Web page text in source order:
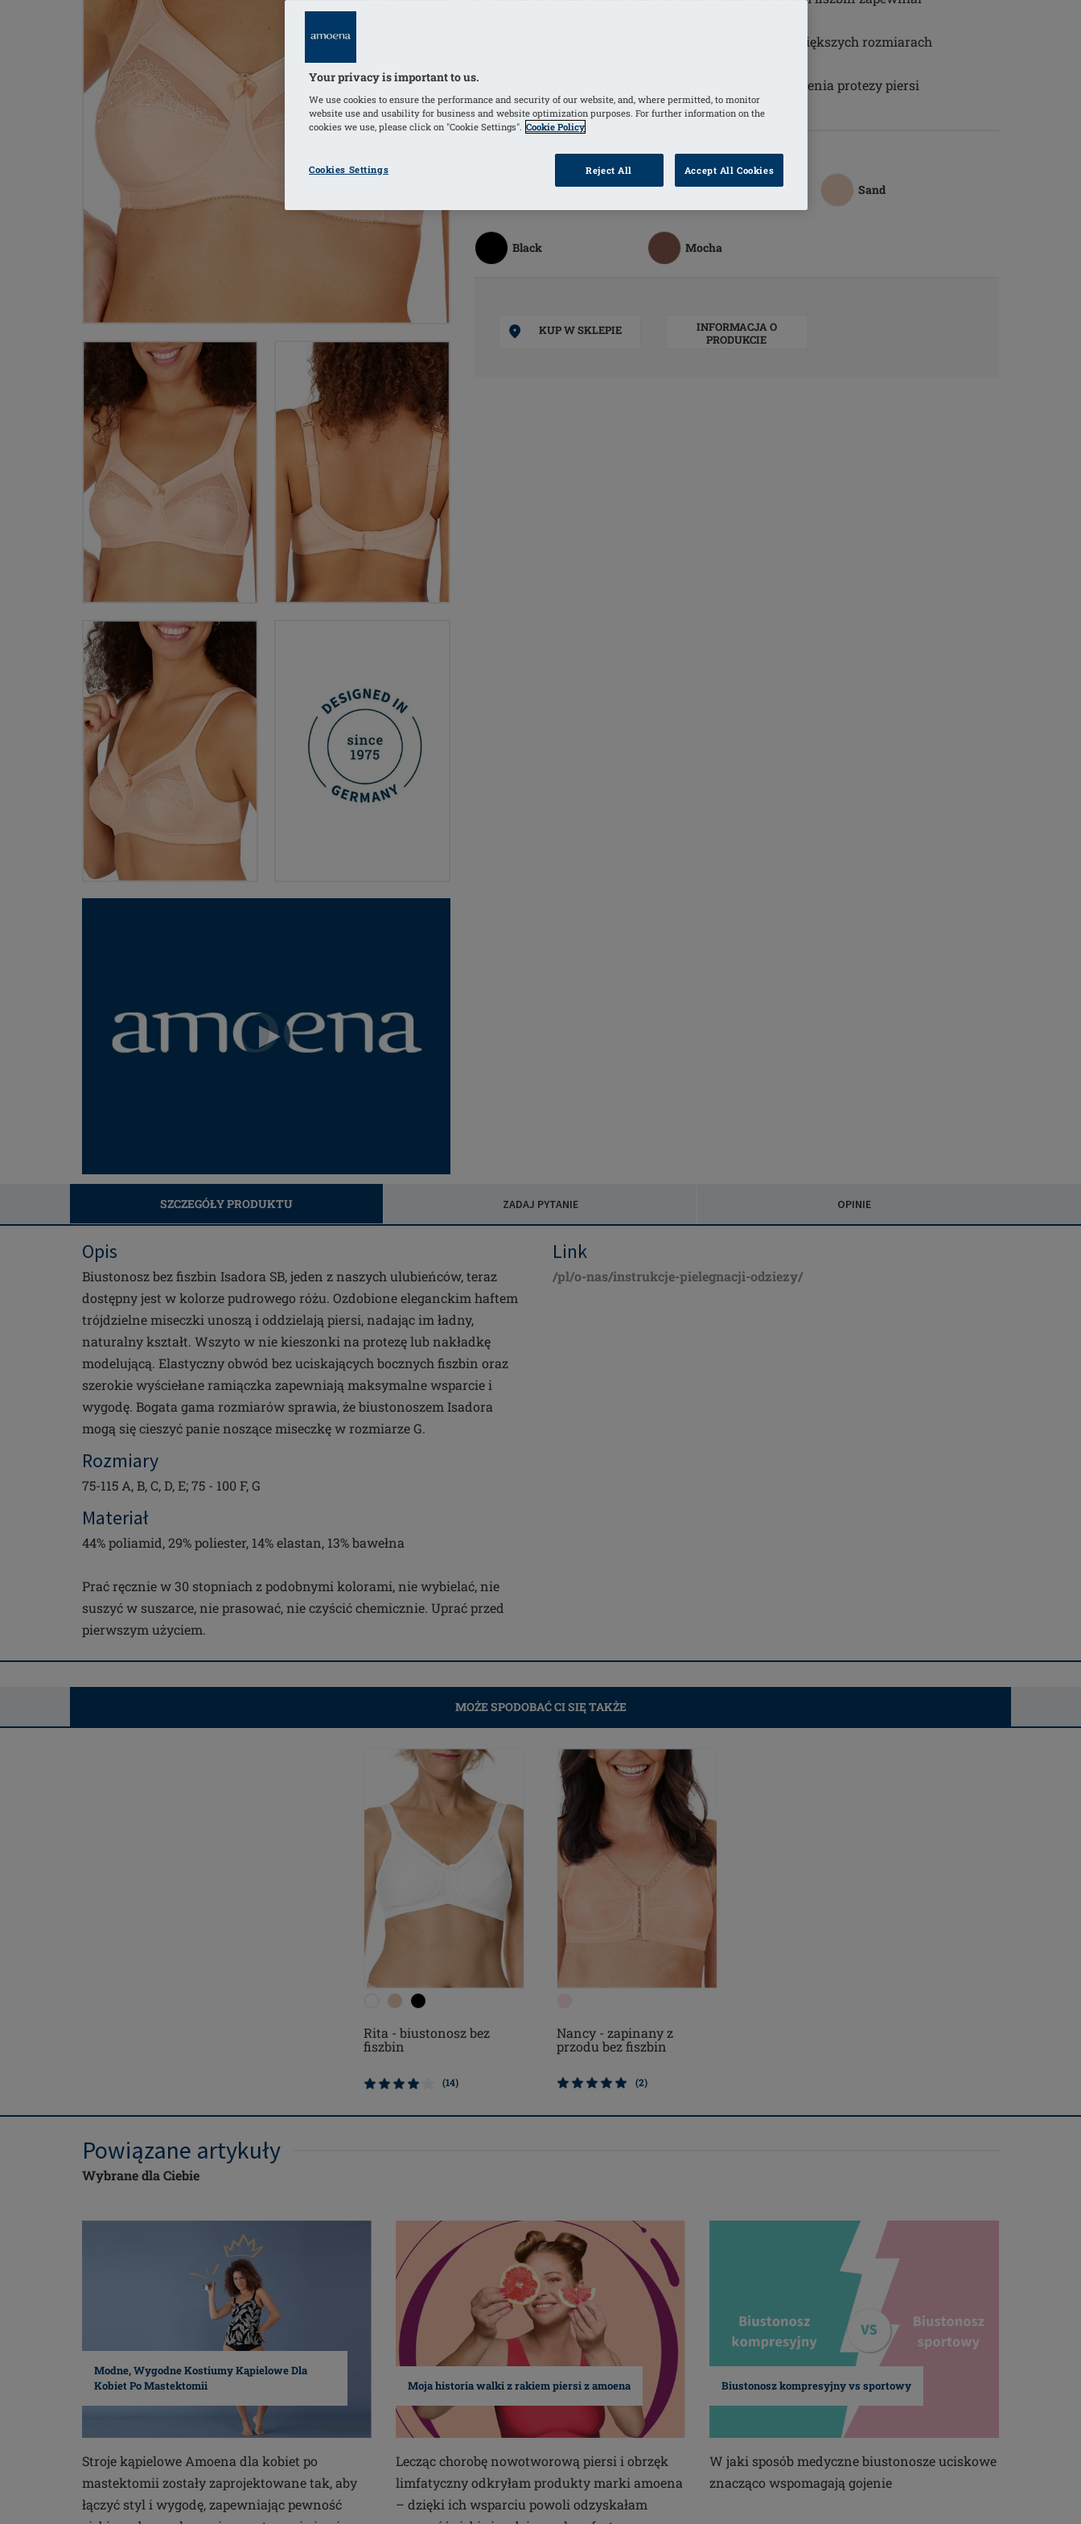
Wygodne regulowane elastyczne ramiączka są w większych rozmiarach
Przeznaczenie: Biustonosz po operacji piersi do noszenia protezy piersi
Wyrób medyczny
(Wybrany) White Sand
Black Mocha
KUP W SKLEPIE
INFORMACJA O
PRODUKCIE
SZCZEGÓŁY PRODUKTU ZADAJ PYTANIE OPINIE
Opis
Biustonosz bez fiszbin Isadora SB, jeden z naszych ulubieńców, teraz
dostępny jest w kolorze pudrowego różu. Ozdobione eleganckim haftem
trójdzielne miseczki unoszą i oddzielają piersi, nadając im ładny,
naturalny kształt. Wszyto w nie kieszonki na protezę lub nakładkę
modelującą. Elastyczny obwód bez uciskających bocznych fiszbin oraz
szerokie wyściełane ramiączka zapewniają maksymalne wsparcie i
wygodę. Bogata gama rozmiarów sprawia, że biustonoszem Isadora
mogą się cieszyć panie noszące miseczkę w rozmiarze G.
Rozmiary
75-115 A, B, C, D, E; 75 - 100 F, G
Materiał
44% poliamid, 29% poliester, 14% elastan, 13% bawełna
Prać ręcznie w 30 stopniach z podobnymi kolorami, nie wybielać, nie
suszyć w suszarce, nie prasować, nie czyścić chemicznie. Uprać przed
pierwszym użyciem.
Link
/pl/o-nas/instrukcje-pielegnacji-odziezy/
MOŻE SPODOBAĆ CI SIĘ TAKŻE
Rita - biustonosz bez
fiszbin
(14)
Nancy - zapinany z
przodu bez fiszbin
(2)
Powiązane artykuły
Wybrane dla Ciebie
Modne, Wygodne Kostiumy Kąpielowe Dla
Kobiet Po Mastektomii
Stroje kąpielowe Amoena dla kobiet po
mastektomii zostały zaprojektowane tak, aby
łączyć styl i wygodę, zapewniając pewność
Moja historia walki z rakiem piersi z amoena
Lecząc chorobę nowotworową piersi i obrzęk
limfatyczny odkryłam produkty marki amoena
– dzięki ich wsparciu powoli odzyskałam
Biustonosz kompresyjny vs sportowy
W jaki sposób medyczne biustonosze uciskowe
znacząco wspomagają gojenie
Your privacy is important to us.
We use cookies to ensure the performance and security of our website, and, where permitted, to monitor
website use and usability for business and website optimization purposes. For further information on the
cookies we use, please click on "Cookie Settings". Cookie Policy
Cookies Settings Reject All Accept All Cookies